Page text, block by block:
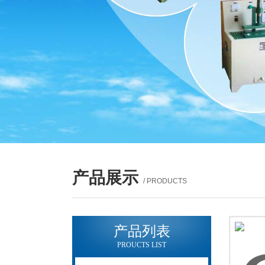
产品展示 / PRODUCTS
产品列表
PROUCTS LIST